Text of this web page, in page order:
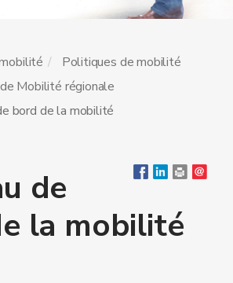
Politiques de mobilité
Mobilité régionale
bord de la mobilité
de
la mobilité